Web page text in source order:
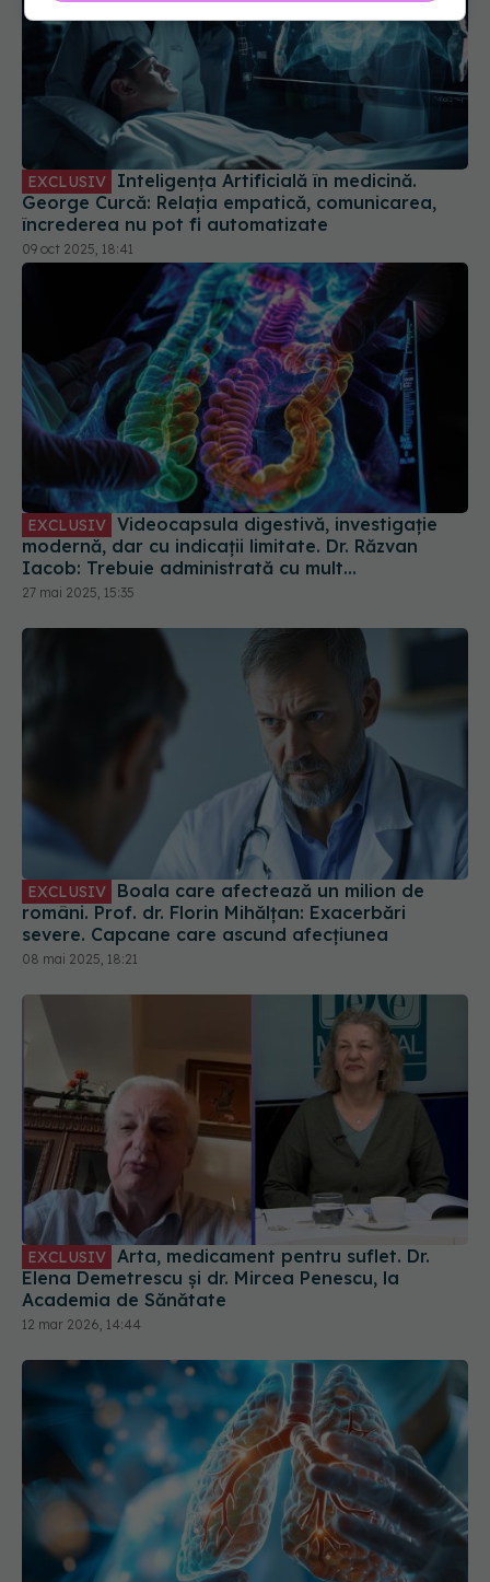
EXCLUSIV
George Curcă: Relația empatică, comunicarea,
încrederea nu pot fi automatizate
09 oct 2025, 18:41
EXCLUSIV
modernă, dar cu indicații limitate. Dr. Răzvan
Iacob: Trebuie administrată cu mult
discernământ
27 mai 2025, 15:35
EXCLUSIV
români. Prof. dr. Florin Mihălțan: Exacerbări
severe. Capcane care ascund afecțiunea
08 mai 2025, 18:21
EXCLUSIV
Elena Demetrescu și dr. Mircea Penescu, la
Academia de Sănătate
12 mar 2026, 14:44